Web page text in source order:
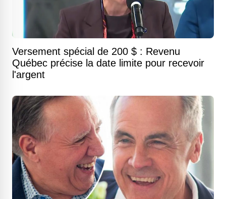
Versement spécial de 200 $ : Revenu
Québec précise la date limite pour recevoir
l'argent